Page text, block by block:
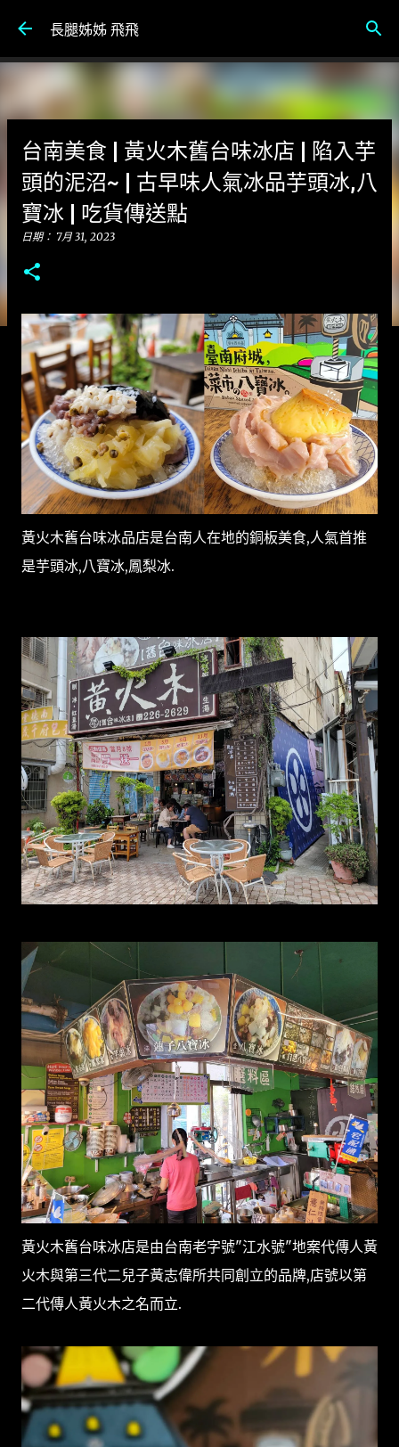
長腿姊姊 飛飛
台南美食 | 黃火木舊台味冰店 | 陷入芋
頭的泥沼~ | 古早味人氣冰品芋頭冰,八
寶冰 | 吃貨傳送點
日期： 7月 31, 2023
黃火木舊台味冰品店是台南人在地的銅板美食,人氣首推
是芋頭冰,八寶冰,鳳梨冰.
黃火木舊台味冰店是由台南老字號"江水號"地案代傳人黃
火木與第三代二兒子黃志偉所共同創立的品牌,店號以第
二代傳人黃火木之名而立.